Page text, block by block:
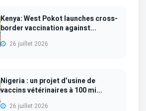
Kenya: West Pokot launches cross-
border vaccination against...
26 juillet 2026
Nigeria : un projet d’usine de
vaccins vétérinaires à 100 mi...
26 juillet 2026